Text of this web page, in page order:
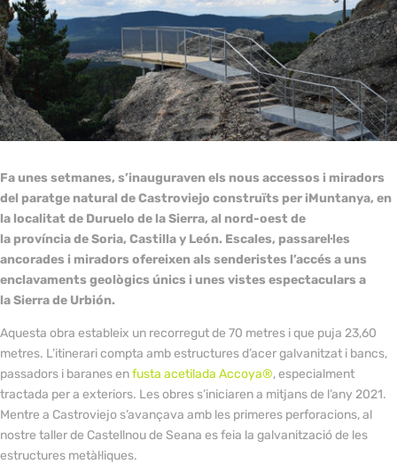
Fa unes setmanes, s’inauguraven els nous accessos i miradors
del paratge natural deCastroviejo construïts per iMuntanya, en
la localitat de Duruelo de laSierra, al nord-oest de
la província deSoria, Castilla y León. Escales, passarel·les
ancorades i miradors ofereixen als senderistes l’accés a uns
enclavaments geològics únics i unes vistes espectaculars a
laSierrade Urbión.
Aquesta obra estableix un recorregut de 70 metres i que puja 23,60
metres. L’itinerari compta amb estructures d’acer galvanitzat i bancs,
passadors i baranes enfusta acetilada Accoya®, especialment
tractada per a exteriors. Les obres s’iniciaren a mitjans de l’any 2021.
Mentre a Castroviejo s’avançava amb les primeres perforacions, al
nostre taller de Castellnou de Seana es feia la galvanització de les
estructures metàl·liques.